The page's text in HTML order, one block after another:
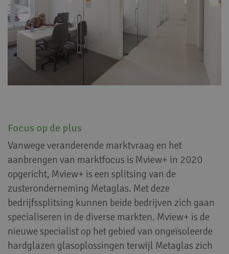
Focus op de plus
Vanwege veranderende marktvraag en het
aanbrengen van marktfocus is Mview+ in 2020
opgericht, Mview+ is een splitsing van de
zusteronderneming Metaglas. Met deze
bedrijfssplitsing kunnen beide bedrijven zich gaan
specialiseren in de diverse markten. Mview+ is de
nieuwe specialist op het gebied van ongeïsoleerde
hardglazen glasoplossingen terwijl Metaglas zich